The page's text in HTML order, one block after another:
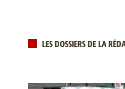
LES DOSSIERS DE LA